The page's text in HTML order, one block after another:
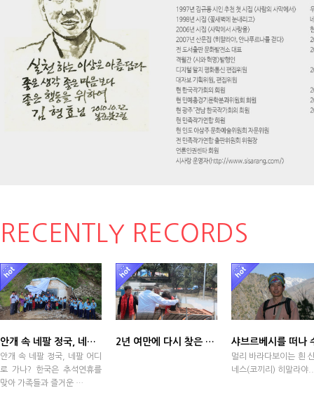
RECENTLY RECORDS
안개 속 네팔 정국, 네팔 어디로 가나?
안개 속 네팔 정국, 네팔 어디
로 가나? 한국은 추석연휴를
맞아 가족들과 즐거운 …
2년 여만에 다시 찾은 네팔
멀리 바라다보이는 흰
네스(코끼리) 히말라야